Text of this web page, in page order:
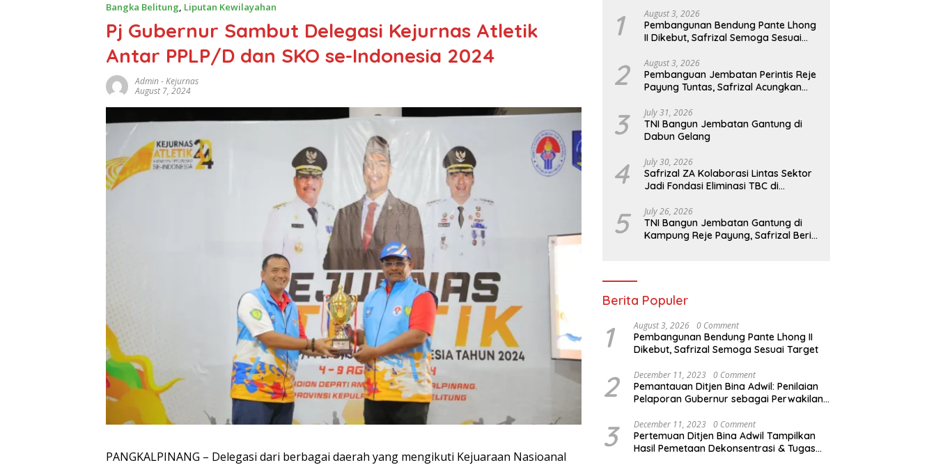
Bangka Belitung, Liputan Kewilayahan
Pj Gubernur Sambut Delegasi Kejurnas Atletik
Antar PPLP/D dan SKO se-Indonesia 2024
Admin-Kejurnas
August 7, 2024
PANGKALPINANG – Delegasi dari berbagai daerah yang mengikuti Kejuaraan Nasioanal
1 August 3, 2026
Pembangunan Bendung Pante Lhong
II Dikebut, Safrizal Semoga Sesuai
2 August 3, 2026
Pembanguan Jembatan Perintis Reje
Payung Tuntas, Safrizal Acungkan
3 July 31, 2026
TNI Bangun Jembatan Gantung di
Dabun Gelang
4 July 30, 2026
Safrizal ZA Kolaborasi Lintas Sektor
Jadi Fondasi Eliminasi TBC di
5 July 26, 2026
TNI Bangun Jembatan Gantung di
Kampung Reje Payung, Safrizal Beri
Berita Populer
1 August 3, 2026 0 Comment
Pembangunan Bendung Pante Lhong II
Dikebut, Safrizal Semoga Sesuai Target
2 December 11, 2023 0 Comment
Pemantauan Ditjen Bina Adwil: Penilaian
Pelaporan Gubernur sebagai Perwakilan
3 December 11, 2023 0 Comment
Pertemuan Ditjen Bina Adwil Tampilkan
Hasil Pemetaan Dekonsentrasi & Tugas